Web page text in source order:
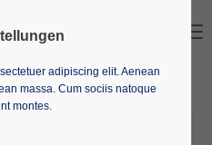
adipiscing elit. Aenean
massa. Cum sociis natoque
montes.